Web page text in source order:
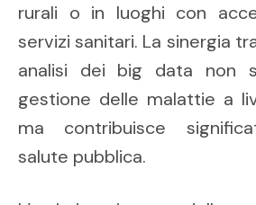
rurali o in luoghi con
servizi sanitari. La sinergia
analisi dei big data non
gestione delle malattie a
ma contribuisce
salute pubblica.